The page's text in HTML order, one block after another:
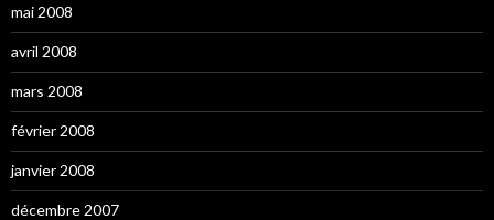
mai 2008
avril 2008
mars 2008
février 2008
janvier 2008
décembre 2007